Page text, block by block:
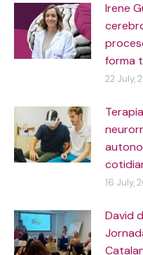
Irene
forma
22 July,
16 July,
David